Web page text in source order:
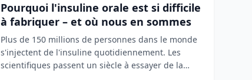
Pourquoi l'insuline orale est si difficile
à fabriquer – et où nous en sommes
Plus de 150 millions de personnes dans le monde
s'injectent de l'insuline quotidiennement. Les
scientifiques passent un siècle à essayer de la